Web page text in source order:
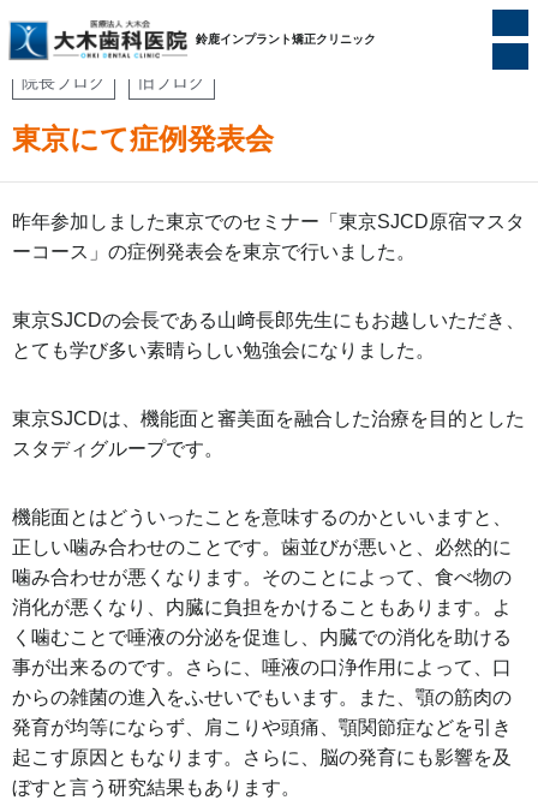
鈴鹿インプラント矯正クリニック
ホーム 院長ブログ
院長ブログ 旧ブログ
東京にて症例発表会
昨年参加しました東京でのセミナー「東京SJCD原宿マスタ
ーコース」の症例発表会を東京で行いました。
東京SJCDの会長である山﨑長郎先生にもお越しいただき、
とても学び多い素晴らしい勉強会になりました。
東京SJCDは、機能面と審美面を融合した治療を目的とした
スタディグループです。
機能面とはどういったことを意味するのかといいますと、
正しい噛み合わせのことです。歯並びが悪いと、必然的に
噛み合わせが悪くなります。そのことによって、食べ物の
消化が悪くなり、内臓に負担をかけることもあります。よ
く噛むことで唾液の分泌を促進し、内臓での消化を助ける
事が出来るのです。さらに、唾液の口浄作用によって、口
からの雑菌の進入をふせいでもいます。また、顎の筋肉の
発育が均等にならず、肩こりや頭痛、顎関節症などを引き
起こす原因ともなります。さらに、脳の発育にも影響を及
ぼすと言う研究結果もあります。